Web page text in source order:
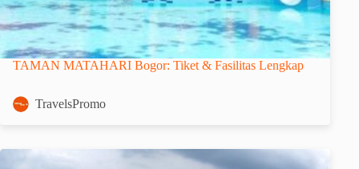
TAMAN MATAHARI Bogor: Tiket & Fasilitas Lengkap
TravelsPromo